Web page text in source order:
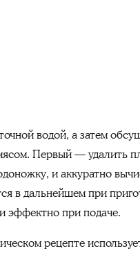
водой, а затем
Первый — удалить
и аккуратно
в дальнейшем при
эффектно при подаче.
рецепте